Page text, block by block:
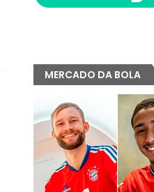
MERCADO DA BOLA